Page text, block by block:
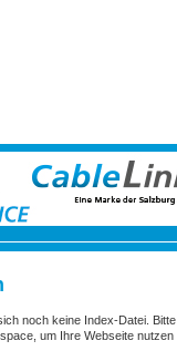
noch keine Index-Datei. Bitte
um Ihre Webseite nutzen